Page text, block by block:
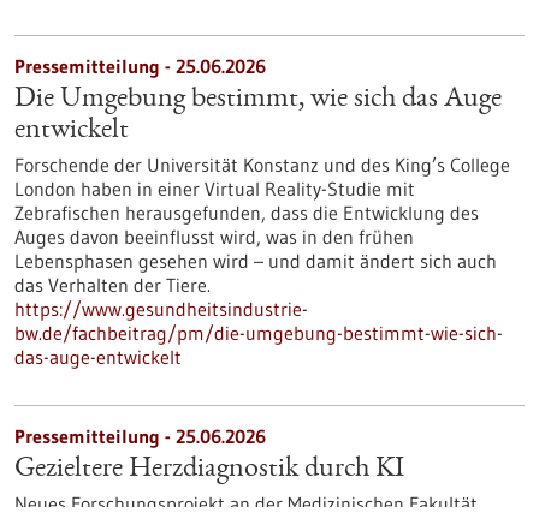
Pressemitteilung - 25.06.2026
Die Umgebung bestimmt, wie sich das Auge
entwickelt
Forschende der Universität Konstanz und des King’s College
London haben in einer Virtual Reality-Studie mit
Zebrafischen herausgefunden, dass die Entwicklung des
Auges davon beeinflusst wird, was in den frühen
Lebensphasen gesehen wird – und damit ändert sich auch
das Verhalten der Tiere.
https://www.gesundheitsindustrie-
bw.de/fachbeitrag/pm/die-umgebung-bestimmt-wie-sich-
das-auge-entwickelt
Pressemitteilung - 25.06.2026
Gezieltere Herzdiagnostik durch KI
Neues Forschungsprojekt an der Medizinischen Fakultät